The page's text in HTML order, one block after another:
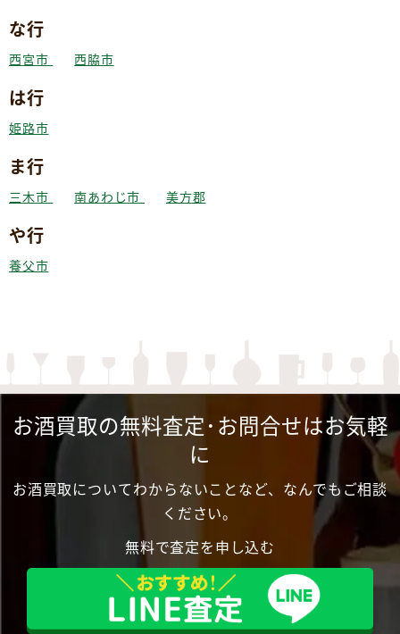
な行
西宮市 西脇市
は行
姫路市
ま行
三木市 南あわじ市 美方郡
や行
養父市
お酒買取の無料査定･お問合せはお気軽
に
お酒買取についてわからないことなど、なんでもご相談
ください。
無料で査定を申し込む